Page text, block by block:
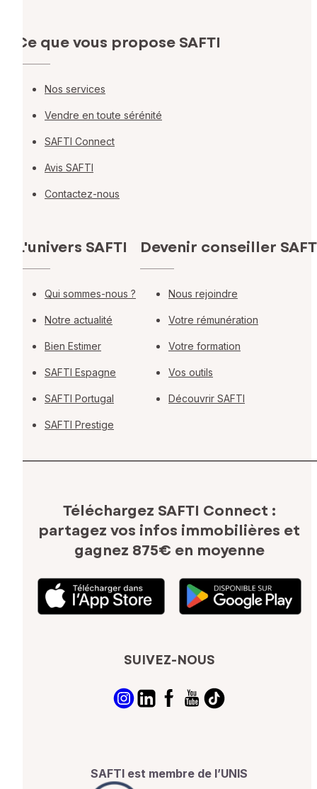
Ce que vous propose SAFTI
Nos services
Vendre en toute sérénité
SAFTI Connect
Avis SAFTI
Contactez-nous
L'univers SAFTI
Qui sommes-nous ?
Notre actualité
Bien Estimer
SAFTI Espagne
SAFTI Portugal
SAFTI Prestige
Devenir conseiller
Nous rejoindre
Votre rémunération
Votre formation
Vos outils
Découvrir SAFTI
Téléchargez SAFTI Connect :
partagez vos infos immobilières et
gagnez 875€ en moyenne
SUIVEZ-NOUS
SAFTI est membre de l’UNIS